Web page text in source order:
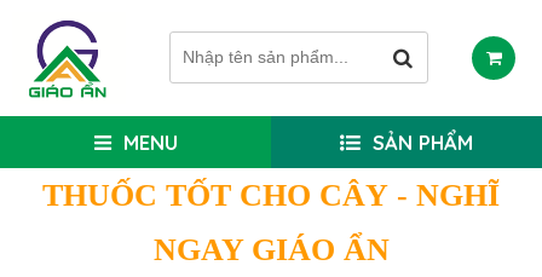
MENU SẢN PHẨM
THUỐC TỐT CHO CÂY - NGHĨ
NGAY GIÁO ẨN